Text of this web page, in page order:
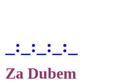
_:_:_:_:_
Za Dubem